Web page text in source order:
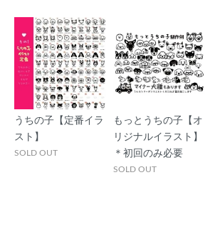
うちの子【定番イラ
スト】
SOLD OUT
もっとうちの子【オ
リジナルイラスト】
＊初回のみ必要
SOLD OUT